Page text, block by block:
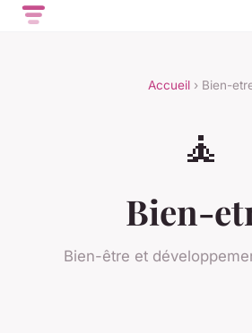
Accueil› Bien-
🧘
Bien-
Bien-être et